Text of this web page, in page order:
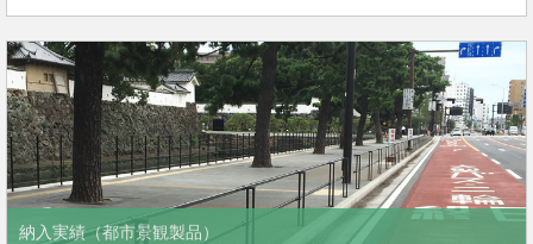
納入実績（都市景観製品）